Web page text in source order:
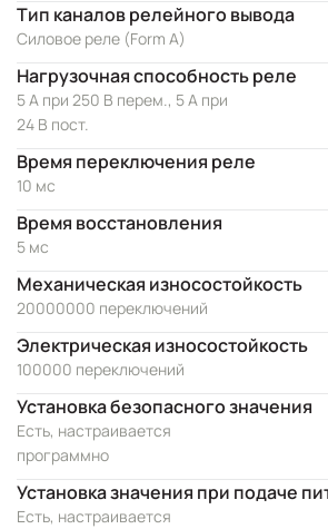
Тип каналов релейного вывода
Силовое реле (Form A)
Нагрузочная способность реле
5 А при 250 В перем., 5 А при
24 В пост.
Время переключения реле
10 мс
Время восстановления
5 мс
Механическая износостойкость
20000000 переключений
Электрическая износостойкость
100000 переключений
Установка безопасного значения
Есть, настраивается
программно
Установка значения при подаче
Есть, настраивается